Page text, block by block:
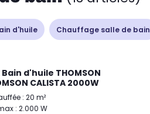
d'huile Chauffage salle de bain
d'huile THOMSON
CALISTA 2000W
: 20 m²
: 2.000 W